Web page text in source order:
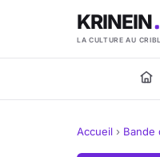
KRINEIN
LA CULTURE AU
Accueil › Bande